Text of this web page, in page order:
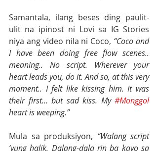
Samantala, ilang beses ding paulit-
ulit na ipinost ni Lovi sa IG Stories
niya ang video nila ni Coco, “Coco and
I have been doing free flow scenes..
meaning.. No script. Wherever your
heart leads you, do it. And so, at this very
moment.. I felt like kissing him. It was
their first… but sad kiss. My #Monggol
heart is weeping.”
Mula sa produksiyon, “Walang script
‘yung halik. Dalang-dala rin ba kayo sa